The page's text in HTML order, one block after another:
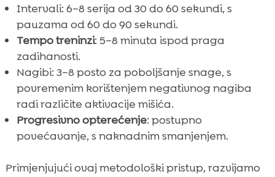
Intervali: 6–8 serija od 30 do 60 sekundi, s
pauzama od 60 do 90 sekundi.
Tempo treninzi: 5–8 minuta ispod praga
zadihanosti.
Nagibi: 3–8 posto za poboljšanje snage, s
povremenim korištenjem negativnog nagiba
radi različite aktivacije mišića.
Progresivno opterećenje: postupno
povećavanje, s naknadnim smanjenjem.
Primjenjujući ovaj metodološki pristup, razvijamo